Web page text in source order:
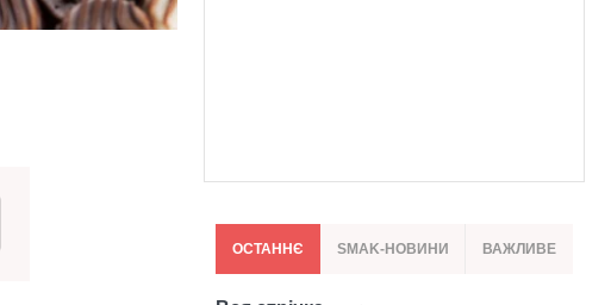
ОСТАННЄ SMAK-НОВИНИ ВАЖЛИВЕ